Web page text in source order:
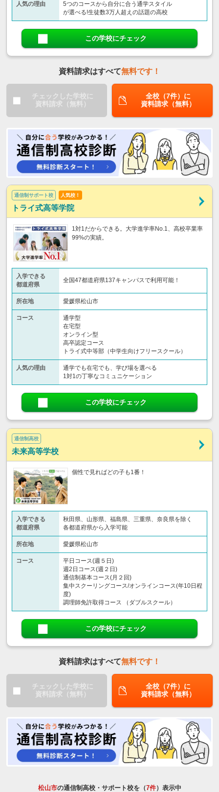
人気の理由
5つのコースから自分に合う通学スタイル
が選べる!生徒数3万人超えの話題の高校
この学校にチェック
資料請求はすべて無料です！
チェックした学校に
資料請求（無料）
全校（7件）に
資料請求（無料）
通信制サポート校 人気校！
トライ式高等学院
1対1だからできる。大学進学率No.1、高校卒業率
99%の実績。
入学できる
都道府県
全国47都道府県137キャンパスで利用可能！
所在地 愛媛県松山市
コース
通学型
在宅型
オンライン型
高卒認定コース
トライ式中等部（中学生向けフリースクール）​
人気の理由
通学でも在宅でも、学び場を選べる
1対1の丁寧なコミュニケーション
この学校にチェック
通信制高校
未来高等学校
個性で見ればどの子も1番！
入学できる
都道府県
秋田県、山形県、福島県、三重県、奈良県を除く
各都道府県から入学可能
所在地 愛媛県松山市
コース
平日コース(週５日)
週2日コース(週２日)
通信制基本コース(月２回)
集中スクーリングコース/オンラインコース(年10日程
度)
調理師免許取得コース （ダブルスクール）
この学校にチェック
資料請求はすべて無料です！
チェックした学校に
資料請求（無料）
全校（7件）に
資料請求（無料）
松山市の通信制高校・サポート校を（7件）表示中